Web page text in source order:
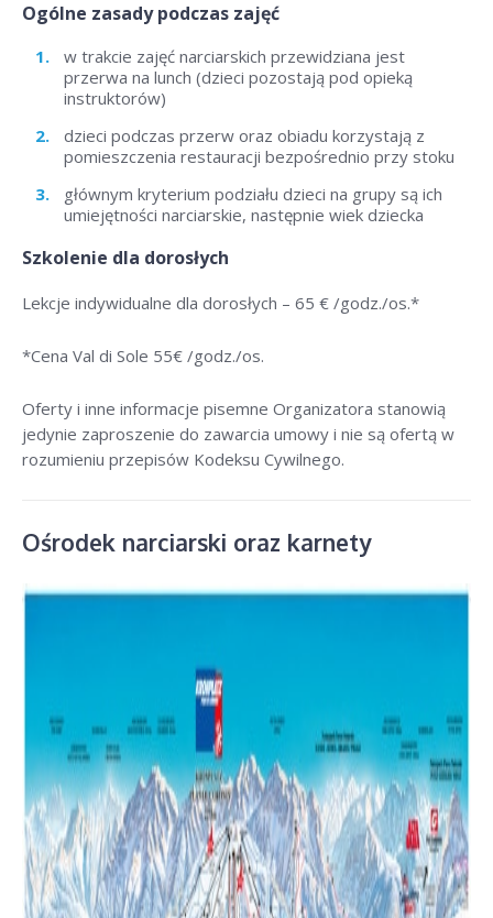
Ogólne zasady podczas zajęć
w trakcie zajęć narciarskich przewidziana jest
przerwa na lunch (dzieci pozostają pod opieką
instruktorów)
dzieci podczas przerw oraz obiadu korzystają z
pomieszczenia restauracji bezpośrednio przy stoku
głównym kryterium podziału dzieci na grupy są ich
umiejętności narciarskie, następnie wiek dziecka
Szkolenie dla dorosłych
Lekcje indywidualne dla dorosłych – 65 € /godz./os.*
*Cena Val di Sole 55€ /godz./os.
Oferty i inne informacje pisemne Organizatora stanowią
jedynie zaproszenie do zawarcia umowy i nie są ofertą w
rozumieniu przepisów Kodeksu Cywilnego.
Ośrodek narciarski oraz karnety